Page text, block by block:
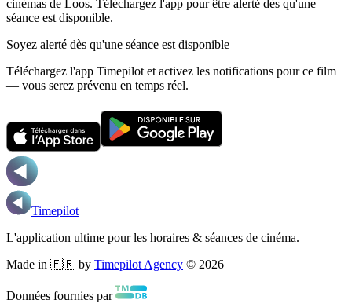
cinémas de Loos. Téléchargez l'app pour être alerté dès qu'une
séance est disponible.
Soyez alerté dès qu'une séance est disponible
Téléchargez l'app Timepilot et activez les notifications pour ce film
— vous serez prévenu en temps réel.
Timepilot
L'application ultime pour les horaires & séances de cinéma.
Made in 🇫🇷 by Timepilot Agency © 2026
Données fournies par